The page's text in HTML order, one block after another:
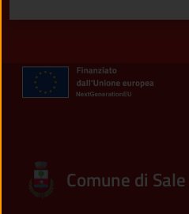
Comune di